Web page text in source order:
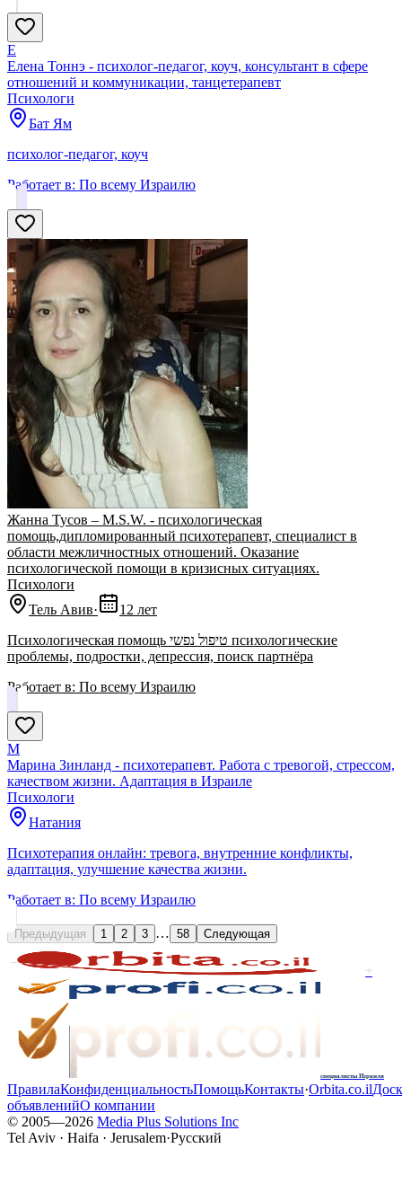
Е
Елена Тоннэ - психолог-педагог, коуч, консультант в сфере
отношений и коммуникации, танцетерапевт
Психологи
Бат Ям
психолог-педагог, коуч
Работает в: По всему Израилю
Жанна Тусов – M.S.W. - психологическая
помощь,дипломированный психотерапевт, специалист в
области межличностных отношений. Оказание
психологической помощи в кризисных ситуациях.
Психологи
Тель Авив·
12 лет
Психологическая помощь טיפול נפשי психологические
проблемы, подростки, депрессия, поиск партнёра
Работает в: По всему Израилю
М
Марина Зинланд - психотерапевт. Работа с тревогой, стрессом,
качеством жизни. Адаптация в Израиле
Психологи
Натания
Психотерапия онлайн: тревога, внутренние конфликты,
адаптация, улучшение качества жизни.
Работает в: По всему Израилю
Предыдущая 1 2 3 … 58 Следующая
+
специалисты Израиля
ПравилаКонфиденциальностьПомощьКонтакты·Orbita.co.il
объявленийО компании
© 2005—2026 Media Plus Solutions Inc
Tel Aviv · Haifa · Jerusalem·Русский